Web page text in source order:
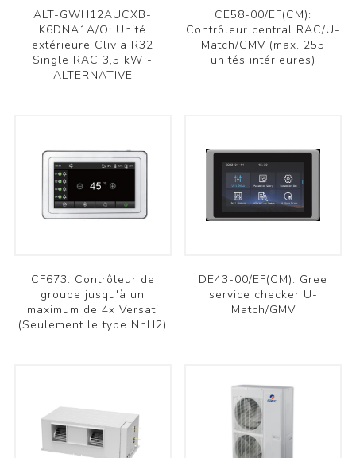
ALT-GWH12AUCXB-
K6DNA1A/O: Unité
extérieure Clivia R32
Single RAC 3,5 kW -
ALTERNATIVE
CE58-00/EF(CM):
Contrôleur central RAC/U-
Match/GMV (max. 255
unités intérieures)
CF673: Contrôleur de
groupe jusqu'à un
maximum de 4x Versati
(Seulement le type NhH2)
DE43-00/EF(CM): Gree
service checker U-
Match/GMV